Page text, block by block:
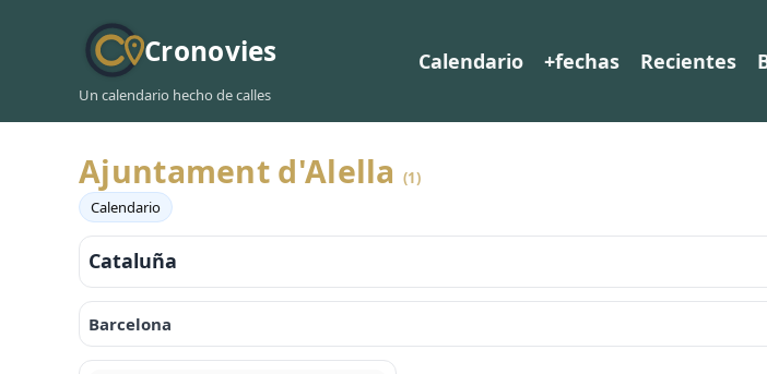
Cronovies
Un calendario hecho de calles
Calendario +fechas Recientes
Ajuntament d'Alella (1)
Calendario
Cataluña
Barcelona